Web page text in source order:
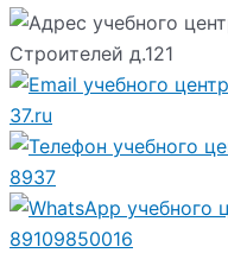
Строителей д.121
37.ru
8937
89109850016